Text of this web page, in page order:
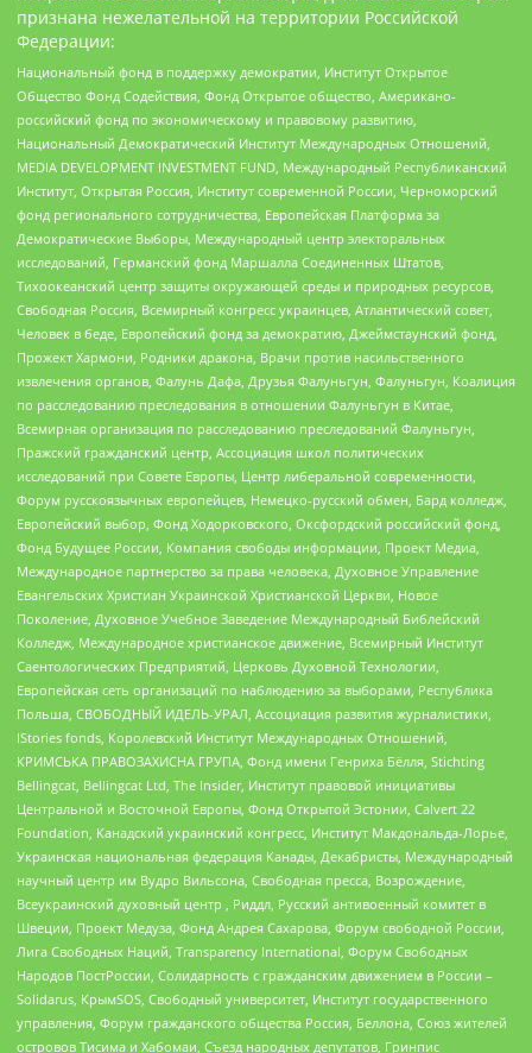
признана нежелательной на территории Российской
Федерации:
Национальный фонд в поддержку демократии, Институт Открытое
Общество Фонд Содействия, Фонд Открытое общество, Американо-
российский фонд по экономическому и правовому развитию,
Национальный Демократический Институт Международных Отношений,
MEDIA DEVELOPMENT INVESTMENT FUND, Международный Республиканский
Институт, Открытая Россия, Институт современной России, Черноморский
фонд регионального сотрудничества, Европейская Платформа за
Демократические Выборы, Международный центр электоральных
исследований, Германский фонд Маршалла Соединенных Штатов,
Тихоокеанский центр защиты окружающей среды и природных ресурсов,
Свободная Россия, Всемирный конгресс украинцев, Атлантический совет,
Человек в беде, Европейский фонд за демократию, Джеймстаунский фонд,
Прожект Хармони, Родники дракона, Врачи против насильственного
извлечения органов, Фалунь Дафа, Друзья Фалуньгун, Фалуньгун, Коалиция
по расследованию преследования в отношении Фалуньгун в Китае,
Всемирная организация по расследованию преследований Фалуньгун,
Пражский гражданский центр, Ассоциация школ политических
исследований при Совете Европы, Центр либеральной современности,
Форум русскоязычных европейцев, Немецко-русский обмен, Бард колледж,
Европейский выбор, Фонд Ходорковского, Оксфордский российский фонд,
Фонд Будущее России, Компания свободы информации, Проект Медиа,
Международное партнерство за права человека, Духовное Управление
Евангельских Христиан Украинской Христианской Церкви, Новое
Поколение, Духовное Учебное Заведение Международный Библейский
Колледж, Международное христианское движение, Всемирный Институт
Саентологических Предприятий, Церковь Духовной Технологии,
Европейская сеть организаций по наблюдению за выборами, Республика
Польша, СВОБОДНЫЙ ИДЕЛЬ-УРАЛ, Ассоциация развития журналистики,
IStories fonds, Королевский Институт Международных Отношений,
КРИМСЬКА ПРАВОЗАХИСНА ГРУПА, Фонд имени Генриха Бёлля, Stichting
Bellingcat, Bellingcat Ltd, The Insider, Институт правовой инициативы
Центральной и Восточной Европы, Фонд Открытой Эстонии, Calvert 22
Foundation, Канадский украинский конгресс, Институт Макдональда-Лорье,
Украинская национальная федерация Канады, Декабристы, Международный
научный центр им Вудро Вильсона, Свободная пресса, Возрождение,
Всеукраинский духовный центр , Риддл, Русский антивоенный комитет в
Швеции, Проект Медуза, Фонд Андрея Сахарова, Форум свободной России,
Лига Свободных Наций, Transparеncy International, Форум Свободных
Народов ПостРоссии, Солидарность с гражданским движением в России –
Solidarus, КрымSOS, Свободный университет, Институт государственного
управления, Форум гражданского общества Россия, Беллона, Союз жителей
островов Тисима и Хабомаи, Съезд народных депутатов, Гринпис